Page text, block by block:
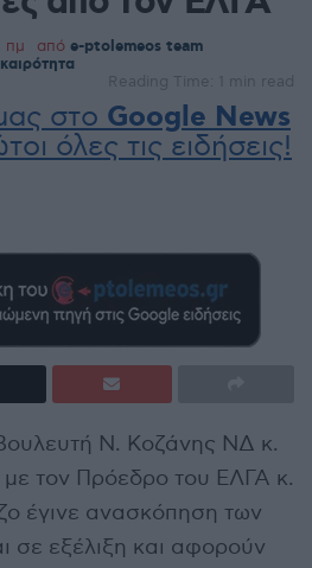
πμ από e-ptolemeos team
Reading Time: 1 min read
στο Google News
όλες τις ειδήσεις!
Ν. Κοζάνης ΝΔ κ.
με τον Πρόεδρο του ΕΛΓΑ κ.
έγινε ανασκόπηση των
σε εξέλιξη και αφορούν